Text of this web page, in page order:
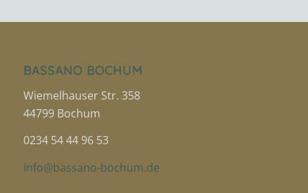
BASSANO BOCHUM
Wiemelhauser Str. 358
44799 Bochum
0234 54 44 96 53
info@bassano-bochum.de